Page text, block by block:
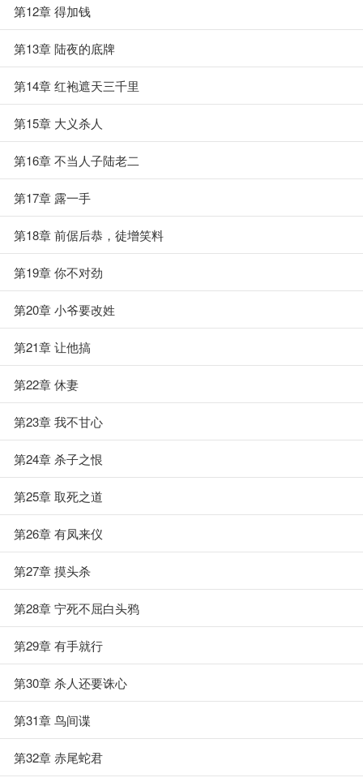
第12章 得加钱
第13章 陆夜的底牌
第14章 红袍遮天三千里
第15章 大义杀人
第16章 不当人子陆老二
第17章 露一手
第18章 前倨后恭，徒增笑料
第19章 你不对劲
第20章 小爷要改姓
第21章 让他搞
第22章 休妻
第23章 我不甘心
第24章 杀子之恨
第25章 取死之道
第26章 有凤来仪
第27章 摸头杀
第28章 宁死不屈白头鸦
第29章 有手就行
第30章 杀人还要诛心
第31章 鸟间谍
第32章 赤尾蛇君